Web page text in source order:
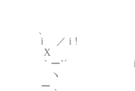
,＞/. . ／.
’, .／. . f.
、 ‘, , ‘. . .
i ／ i ! i ／￣ヽ
X i / ‘, i} /. . .
｀ー’´ i .∥ ‘, ﾉ
ヽ i .{i r” ,. . .
ー 、 i i! {i !.